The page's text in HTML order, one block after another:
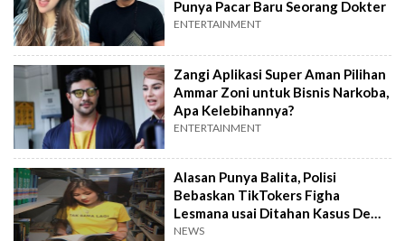
Punya Pacar Baru Seorang Dokter
ENTERTAINMENT
Zangi Aplikasi Super Aman Pilihan
Ammar Zoni untuk Bisnis Narkoba,
Apa Kelebihannya?
ENTERTAINMENT
Alasan Punya Balita, Polisi
Bebaskan TikTokers Figha
Lesmana usai Ditahan Kasus Demo
Agustus
NEWS